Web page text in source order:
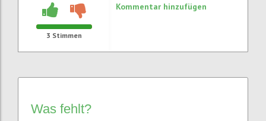
3 Stimmen
Kommentar hinzufügen
Was fehlt?